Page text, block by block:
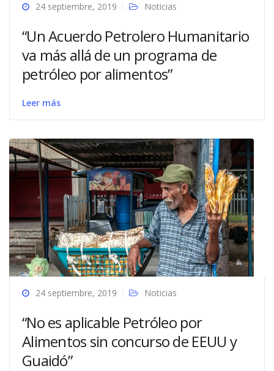
24 septiembre, 2019 Noticias
“Un Acuerdo Petrolero Humanitario
va más allá de un programa de
petróleo por alimentos”
Leer más
24 septiembre, 2019 Noticias
“No es aplicable Petróleo por
Alimentos sin concurso de EEUU y
Guaidó”